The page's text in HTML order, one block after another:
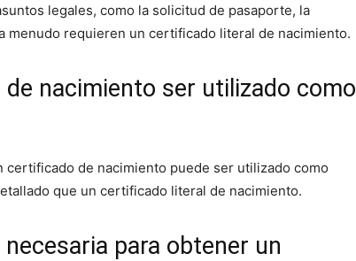
legales, como la solicitud de pasaporte, la
menudo requieren un certificado literal de nacimiento.
nacimiento ser utilizado como
certificado de nacimiento puede ser utilizado como
que un certificado literal de nacimiento.
para obtener un